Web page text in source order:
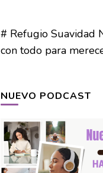
# Refugio Suavidad
con todo para
NUEVO PODCAST